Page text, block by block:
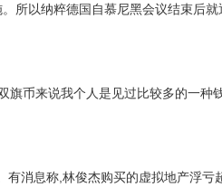
所以纳粹德国自慕尼黑会议结束后
旗币来说我个人是见过比较多的一种
消息称,林俊杰购买的虚拟地产浮亏